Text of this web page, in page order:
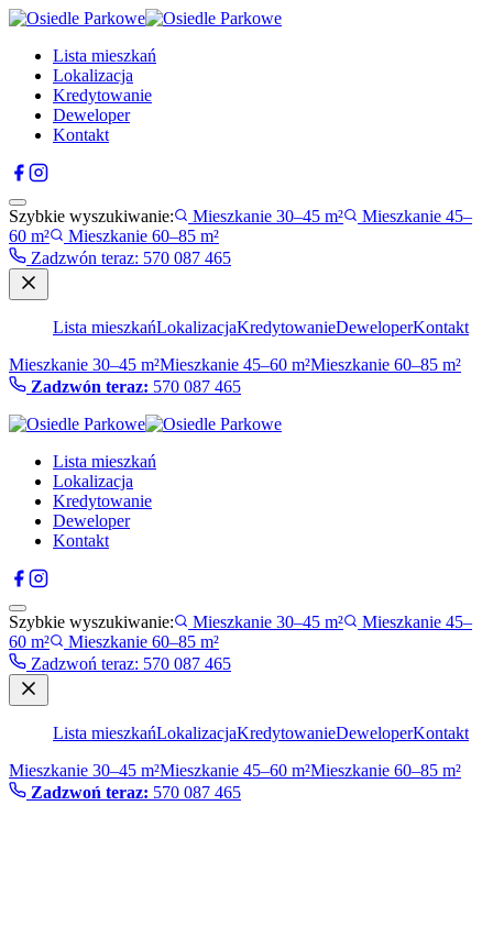
Lista mieszkań
Lokalizacja
Kredytowanie
Deweloper
Kontakt
Szybkie wyszukiwanie: Mieszkanie 30–45 m²
Mieszkanie 45–
60 m²
Mieszkanie 60–85 m²
Zadzwón teraz: 570 087 465
Lista mieszkańLokalizacjaKredytowanieDeweloperKontakt
Mieszkanie 30–45 m²Mieszkanie 45–60 m²Mieszkanie 60–85 m²
Zadzwón teraz: 570 087 465
Lista mieszkań
Lokalizacja
Kredytowanie
Deweloper
Kontakt
Szybkie wyszukiwanie: Mieszkanie 30–45 m²
Mieszkanie 45–
60 m²
Mieszkanie 60–85 m²
Zadzwoń teraz: 570 087 465
Lista mieszkańLokalizacjaKredytowanieDeweloperKontakt
Mieszkanie 30–45 m²Mieszkanie 45–60 m²Mieszkanie 60–85 m²
Zadzwoń teraz: 570 087 465